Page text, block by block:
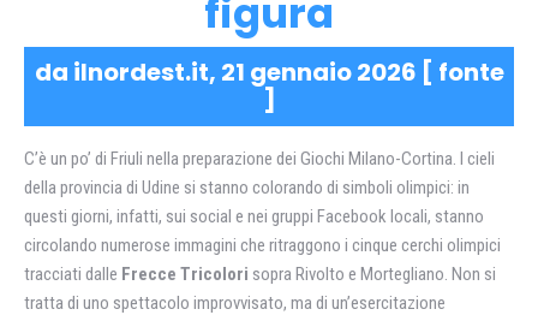
figura
da ilnordest.it, 21 gennaio 2026 [ fonte
]
C’è un po’ di Friuli nella preparazione dei Giochi Milano-Cortina. I cieli
della provincia di Udine si stanno colorando di simboli olimpici: in
questi giorni, infatti, sui social e nei gruppi Facebook locali, stanno
circolando numerose immagini che ritraggono i cinque cerchi olimpici
tracciati dalle Frecce Tricolori sopra Rivolto e Mortegliano. Non si
tratta di uno spettacolo improvvisato, ma di un’esercitazione